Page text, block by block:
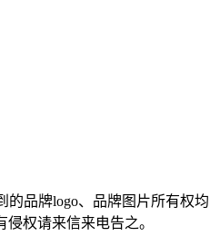
的品牌logo、品牌图片所有权均
侵权请来信来电告之。